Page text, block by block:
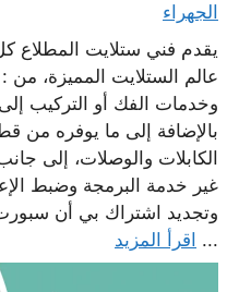
الجهراء
يقدم فني ستلايت المطلاع
عالم الستلايت المميزة، من
وخدمات الفك أو التركيب
بالإضافة إلى ما يوفره من
الكابلات والوصلات، إلى
غير خدمة البرمجة وضبط
وتجديد اشتراك بي أن
... اقرأ المزيد